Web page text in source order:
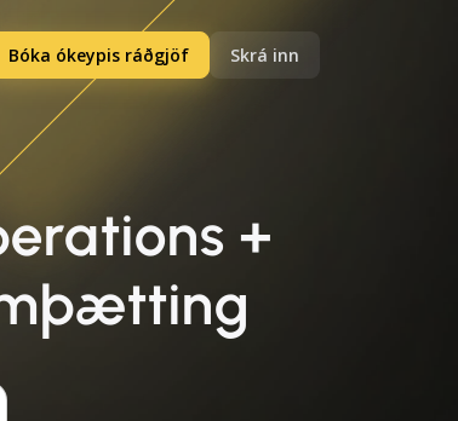
Bóka ókeypis ráðgjöf Skrá inn
+